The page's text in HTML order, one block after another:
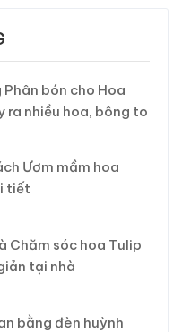
Phân bón cho Hoa
ra nhiều hoa, bông to
Ươm mầm hoa
tiết
Chăm sóc hoa Tulip
tại nhà
bằng đèn huỳnh